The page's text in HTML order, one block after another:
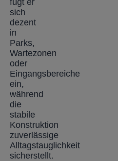
sich
dezent
in
Parks,
Wartezonen
oder
Eingangsbereiche
ein,
während
die
stabile
Konstruktion
zuverlässige
Alltagstauglichkeit
sicherstellt.